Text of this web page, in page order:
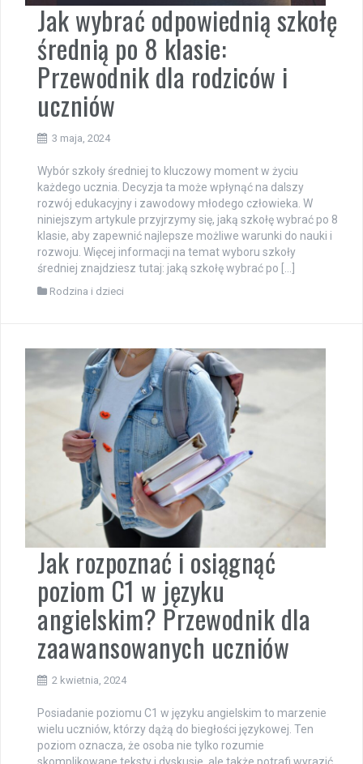
Jak wybrać odpowiednią szkołę
średnią po 8 klasie:
Przewodnik dla rodziców i
uczniów
3 maja, 2024
Wybór szkoły średniej to kluczowy moment w życiu
każdego ucznia. Decyzja ta może wpłynąć na dalszy
rozwój edukacyjny i zawodowy młodego człowieka. W
niniejszym artykule przyjrzymy się, jaką szkołę wybrać po 8
klasie, aby zapewnić najlepsze możliwe warunki do nauki i
rozwoju. Więcej informacji na temat wyboru szkoły
średniej znajdziesz tutaj: jaką szkołę wybrać po […]
Rodzina i dzieci
Jak rozpoznać i osiągnąć
poziom C1 w języku
angielskim? Przewodnik dla
zaawansowanych uczniów
2 kwietnia, 2024
Posiadanie poziomu C1 w języku angielskim to marzenie
wielu uczniów, którzy dążą do biegłości językowej. Ten
poziom oznacza, że osoba nie tylko rozumie